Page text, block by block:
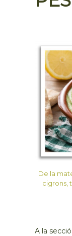
De la
cigrons,
A la secció